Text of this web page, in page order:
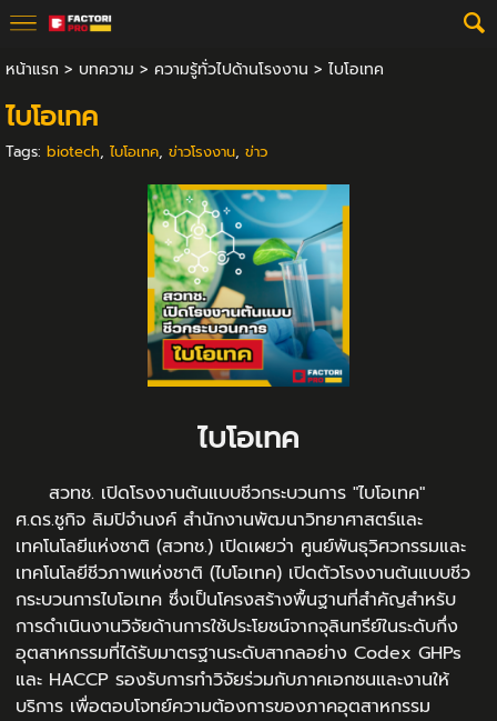
หน้าแรก > บทความ > ความรู้ทั่วไปด้านโรงงาน > ไบโอเทค
ไบโอเทค
Tags: biotech, ไบโอเทค, ข่าวโรงงาน, ข่าว
ไบโอเทค
สวทช. เปิดโรงงานต้นแบบชีวกระบวนการ "ไบโอเทค"
ศ.ดร.ชูกิจ ลิมปิจำนงค์ สำนักงานพัฒนาวิทยาศาสตร์และ
เทคโนโลยีแห่งชาติ (สวทช.) เปิดเผยว่า ศูนย์พันธุวิศวกรรมและ
เทคโนโลยีชีวภาพแห่งชาติ (ไบโอเทค) เปิดตัวโรงงานต้นแบบชีว
กระบวนการไบโอเทค ซึ่งเป็นโครงสร้างพื้นฐานที่สำคัญสำหรับ
การดำเนินงานวิจัยด้านการใช้ประโยชน์จากจุลินทรีย์ในระดับกึ่ง
อุตสาหกรรมที่ได้รับมาตรฐานระดับสากลอย่าง Codex GHPs
และ HACCP รองรับการทำวิจัยร่วมกับภาคเอกชนและงานให้
บริการ เพื่อตอบโจทย์ความต้องการของภาคอุตสาหกรรม